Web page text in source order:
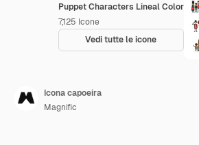
Puppet Characters Lineal Color
7,125 Icone
Vedi tutte le icone
Icona capoeira
Magnific